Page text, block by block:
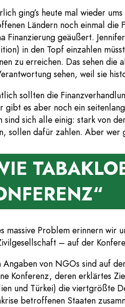
ging’s heute mal wieder
Ländern noch einmal die
Finanzierung geäußert.
in den Topf einzahlen
zu erreichen. Das sehen die
sehen, weil sie
sollten die
gibt es aber noch ein
sind sich alle einig: stark von
sollen dafür zahlen. Aber wer
massive Problem erinnern wir
– auf der
Angaben von NGOs sind auf
Konferenz, deren erklärtes
und Türkei) die viertgrößte
betroffenen Staaten